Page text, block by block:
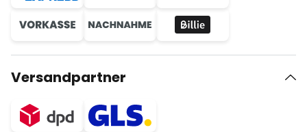
Versandpartner